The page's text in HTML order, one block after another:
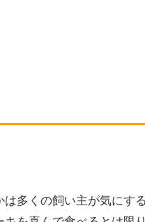
多くの飼い主が気にす